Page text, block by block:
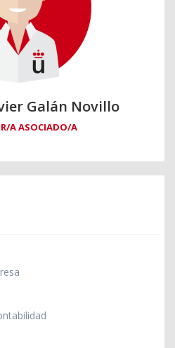
Galán Novillo
A ASOCIADO/A